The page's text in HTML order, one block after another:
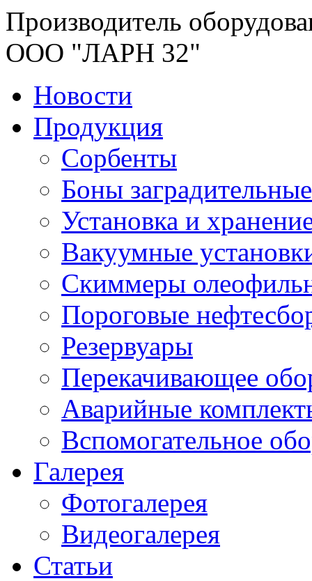
Производитель
ООО "ЛАРН 32"
Новости
Продукция
Сорбенты
Боны заградительные
Установка и
Вакуумные
Скиммеры
Пороговые
Резервуары
Перекачивающее
Аварийные
Вспомогательное
Галерея
Фотогалерея
Видеогалерея
Статьи